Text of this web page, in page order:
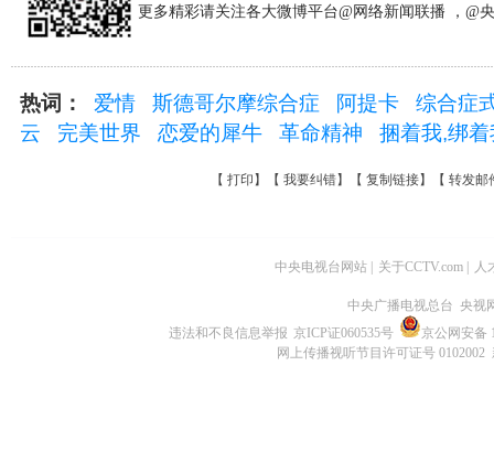
更多精彩请关注各大微博平台@网络新闻联播 ，@
热词： 爱情 斯德哥尔摩综合症 阿提卡
综合症
云
完美世界 恋爱的犀牛 革命精神 捆着我,绑
【 打印 】【 我要纠错】【 复制链接】【 转发邮
中央电视台网站 关于CCTV.com 人
中央广播电视总台 央视
违法和不良信息举报 京ICP证060535号
京公网安备
网上传播视听节目许可证号 0102002